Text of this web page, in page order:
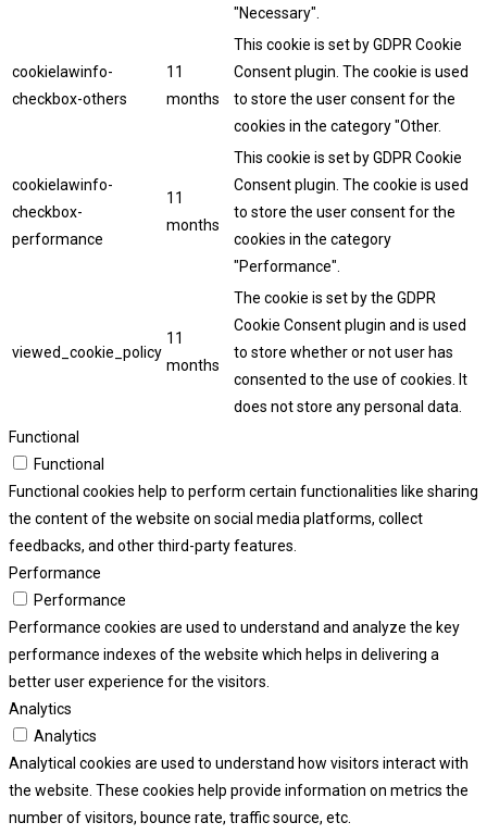
"Necessary".
cookielawinfo-
checkbox-others
11
months
This cookie is set by GDPR Cookie
Consent plugin. The cookie is used
to store the user consent for the
cookies in the category "Other.
cookielawinfo-
checkbox-
performance
11
months
This cookie is set by GDPR Cookie
Consent plugin. The cookie is used
to store the user consent for the
cookies in the category
"Performance".
viewed_cookie_policy
11
months
The cookie is set by the GDPR
Cookie Consent plugin and is used
to store whether or not user has
consented to the use of cookies. It
does not store any personal data.
Functional
Functional
Functional cookies help to perform certain functionalities like sharing
the content of the website on social media platforms, collect
feedbacks, and other third-party features.
Performance
Performance
Performance cookies are used to understand and analyze the key
performance indexes of the website which helps in delivering a
better user experience for the visitors.
Analytics
Analytics
Analytical cookies are used to understand how visitors interact with
the website. These cookies help provide information on metrics the
number of visitors, bounce rate, traffic source, etc.